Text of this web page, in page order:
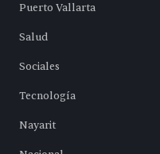
Puerto Vallarta
Salud
Sociales
Tecnología
Nayarit